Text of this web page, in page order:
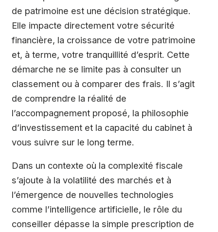
de patrimoine est une décision stratégique.
Elle impacte directement votre sécurité
financière, la croissance de votre patrimoine
et, à terme, votre tranquillité d’esprit. Cette
démarche ne se limite pas à consulter un
classement ou à comparer des frais. Il s’agit
de comprendre la réalité de
l’accompagnement proposé, la philosophie
d’investissement et la capacité du cabinet à
vous suivre sur le long terme.
Dans un contexte où la complexité fiscale
s’ajoute à la volatilité des marchés et à
l’émergence de nouvelles technologies
comme l’intelligence artificielle, le rôle du
conseiller dépasse la simple prescription de